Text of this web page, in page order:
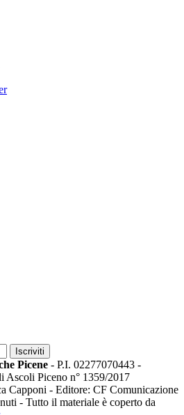
Iscriviti
Picene - P.I. 02277070443 -
Ascoli Piceno n° 1359/2017
Capponi - Editore: CF Comunicazione
- Tutto il materiale è coperto da